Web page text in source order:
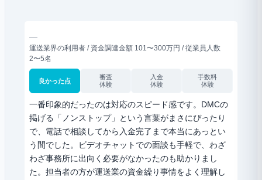
—
運送業界の利用者 / 資金調達金額 101〜300万円 / 従業員人数
2〜5名
良かった点
審査
体験
入金
体験
手数料
体験
一番印象的だったのは対応のスピード感です。DMCの
掲げる「ノンストップ」という言葉がまさにぴったり
で、電話で相談してから入金完了まで本当にあっとい
う間でした。ビデオチャットでの面談も手軽で、わざ
わざ事務所に出向く必要がなかったのも助かりまし
た。担当者の方が運送業の資金繰り事情をよく理解し